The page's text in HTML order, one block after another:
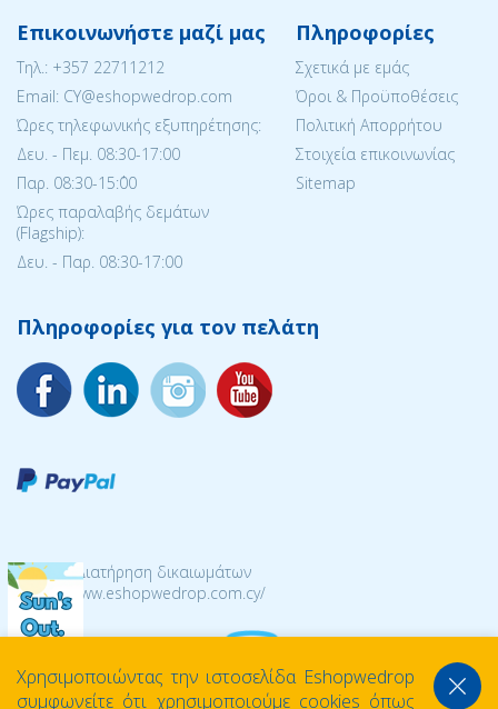
Επικοινωνήστε μαζί μας
Tηλ.: +357 22711212
Email: CY@eshopwedrop.com
Ώρες τηλεφωνικής εξυπηρέτησης:
Δευ. - Πεμ. 08:30-17:00
Παρ. 08:30-15:΄00
Ώρες παραλαβής δεμάτων
(Flagship):
Δευ. - Παρ. 08:30-17:00
Πληροφορίες
Σχετικά με εμάς
Όροι & Προϋποθέσεις
Πολιτική Απορρήτου
Στοιχεία επικοινωνίας
Sitemap
Πληροφορίες για τον πελάτη
© 2026 Διατήρηση δικαιωμάτων
https://www.eshopwedrop.com.cy/
Χρησιμοποιώντας την ιστοσελίδα Eshopwedrop
συμφωνείτε ότι χρησιμοποιούμε cookies όπως